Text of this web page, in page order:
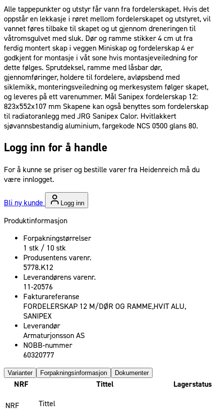
Alle tappepunkter og utstyr får vann fra fordelerskapet. Hvis det
oppstår en lekkasje i røret mellom fordelerskapet og utstyret, vil
vannet føres tilbake til skapet og ut gjennom dreneringen til
våtromsgulvet med sluk. Dør og ramme stikker 4 cm ut fra
ferdig montert skap i veggen Miniskap og fordelerskap 4 er
godkjent for montasje i våt sone hvis montasjeveiledning for
dette følges. Sprutdeksel, ramme med låsbar dør,
gjennomføringer, holdere til fordelere, avløpsbend med
siklemikk, monteringsveiledning og merkesystem følger skapet,
og leveres på ett varenummer. Mål Sanipex fordelerskap 12:
823x552x107 mm Skapene kan også benyttes som fordelerskap
til radiatoranlegg med JRG Sanipex Calor. Hvitlakkert
sjøvannsbestandig aluminium, fargekode NCS 0500 glans 80.
Logg inn for å handle
For å kunne se priser og bestille varer fra Heidenreich må du
være innlogget.
Bli ny kunde Logg inn
Produktinformasjon
Forpakningstørrelser
1 stk / 10 stk
Produsentens varenr.
5778.K12
Leverandørens varenr.
11-20576
Fakturareferanse
FORDELERSKAP 12 M/DØR OG RAMME,HVIT ALU,
SANIPEX
Leverandør
Armaturjonsson AS
NOBB-nummer
60320777
Varianter Forpakningsinformasjon Dokumenter
NRF Tittel Lagerstatus
NRF
Tittel